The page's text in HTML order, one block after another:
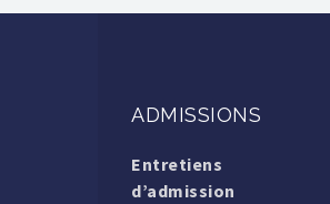
ADMISSIONS
Entretiens
d’admission